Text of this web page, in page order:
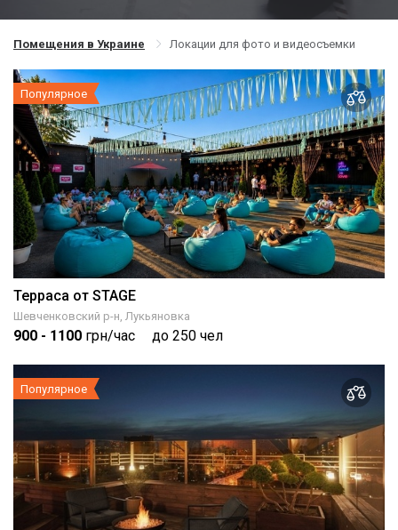
Помещения в Украине Локации для фото и видеосъемки
Популярное
Терраса от STAGE
Шевченковский р-н, Лукьяновка
900 - 1100 грн/час до 250 чел
Популярное